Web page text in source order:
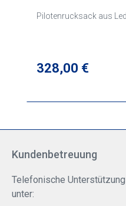
Pilotenrucksack aus
Regulärer Preis:
328,00 €
Kundenbetreuung
Telefonische
unter: